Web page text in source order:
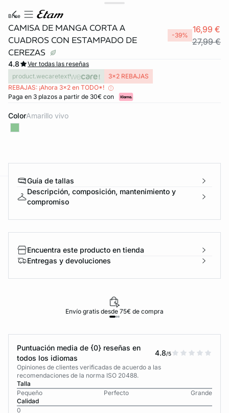
brise
CAMISA DE MANGA CORTA A
CUADROS CON ESTAMPADO DE
CEREZAS
-39%
16,99 €
27,99 €
4.8
Ver todas las reseñas
product.wecaretext
3x2 REBAJAS
REBAJAS: ¡Ahora 3x2 en TODO*!
Paga en 3 plazos a partir de 30€ con
Color amarillo vivo
Guía de tallas
Descripción, composición, mantenimiento y
compromiso
Encuentra este producto en tienda
Entregas y devoluciones
Envío gratis desde 75€ de compra
Puntuación media de {0} reseñas en
todos los idiomas
4.8/5
Opiniones de clientes verificadas de acuerdo a las
recomendaciones de la norma ISO 20488.
Talla
Pequeño
Perfecto
Grande
Calidad
0